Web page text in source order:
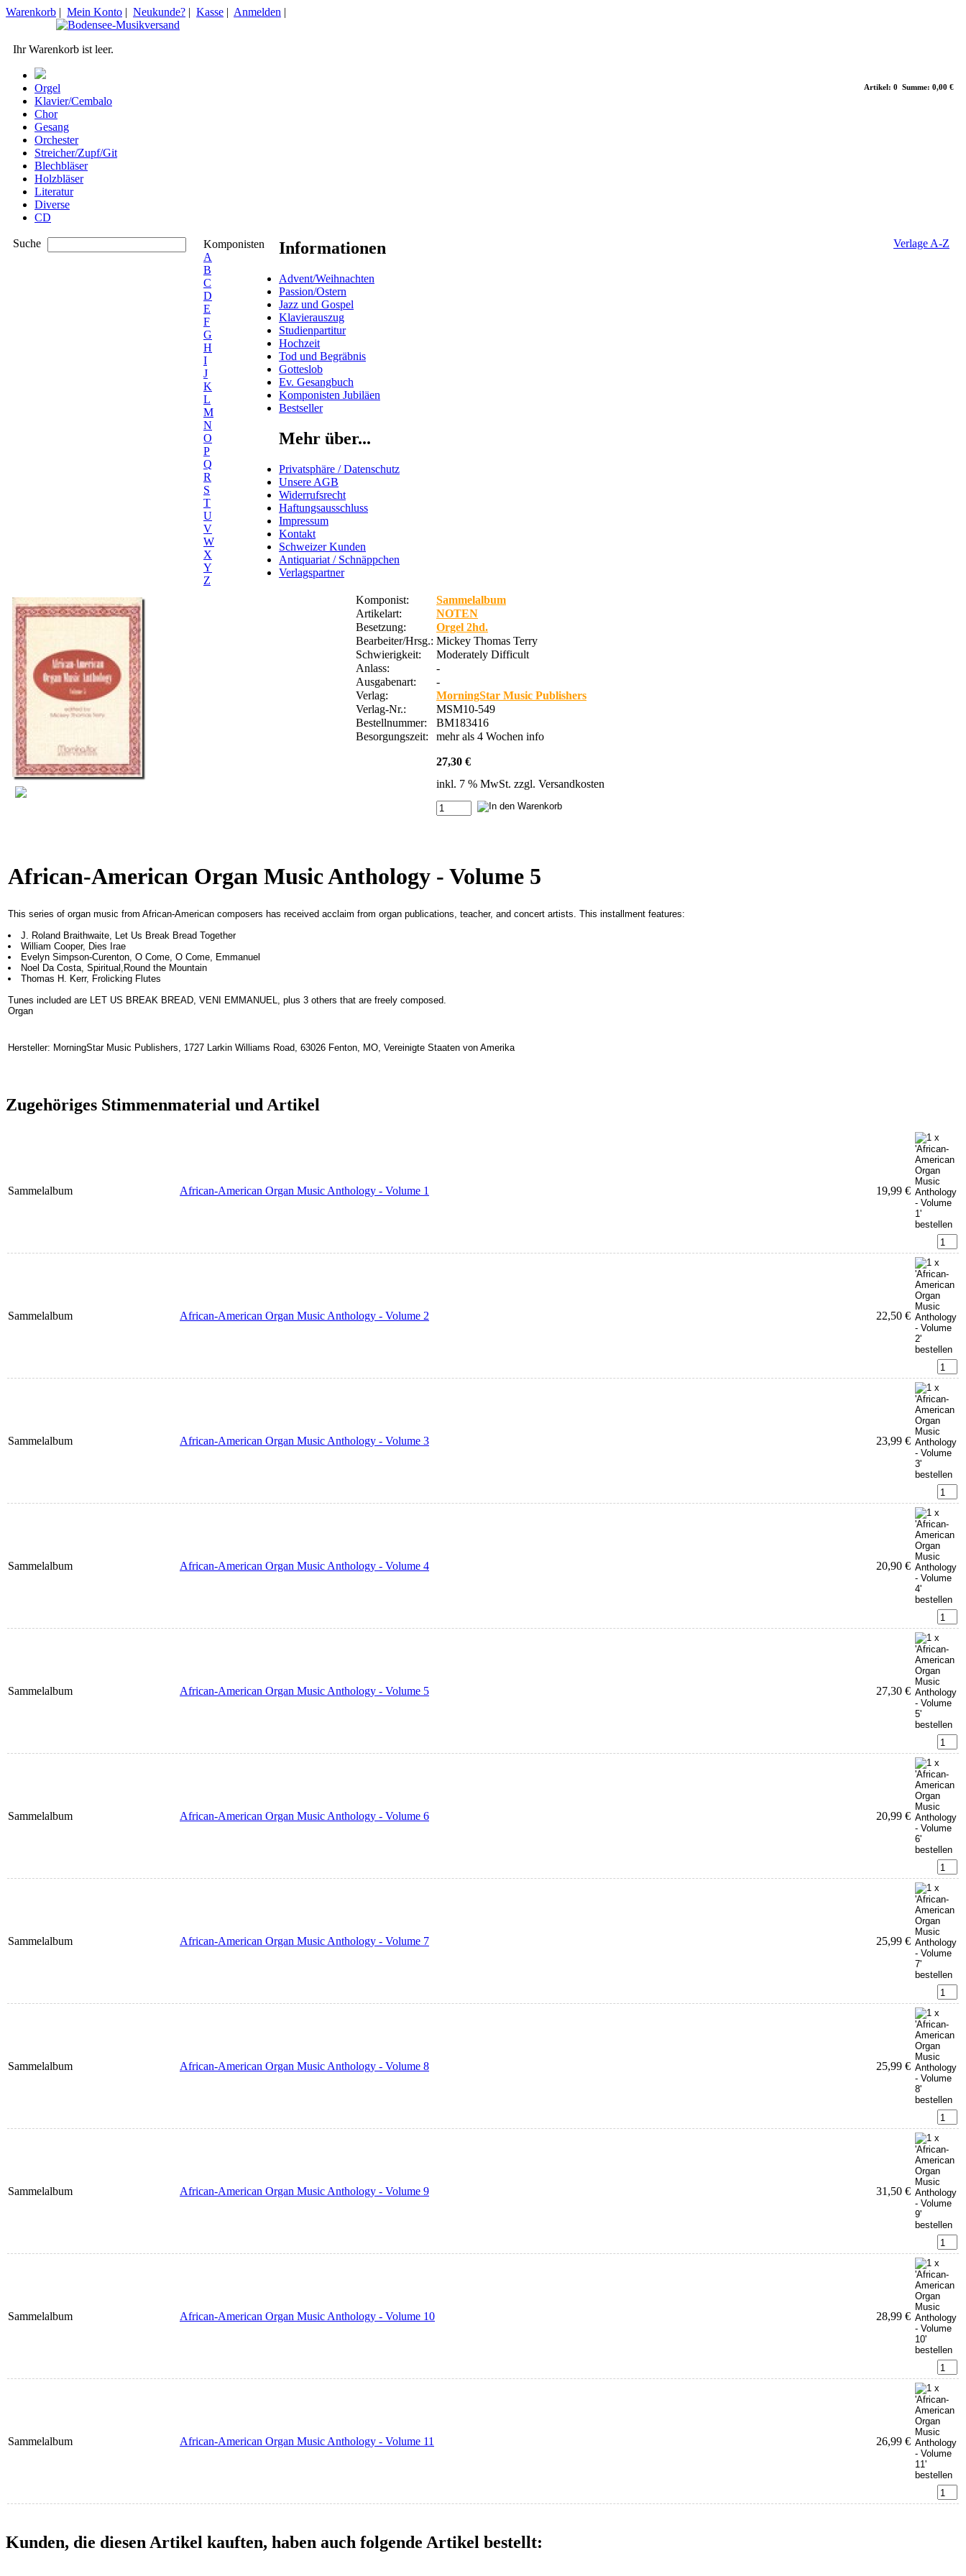
Artikel: 0 Summe: 0,00 €
Warenkorb | Mein Konto | Neukunde? | Kasse | Anmelden |
Ihr Warenkorb ist leer.
Orgel
Klavier/Cembalo
Chor
Gesang
Orchester
Streicher/Zupf/Git
Blechbläser
Holzbläser
Literatur
Diverse
CD
Suche
Komponisten
A
B
C
D
E
F
G
H
I
J
K
L
M
N
O
P
Q
R
S
T
U
V
W
X
Y
Z
Verlage A-Z
Informationen
Advent/Weihnachten
Passion/Ostern
Jazz und Gospel
Klavierauszug
Studienpartitur
Hochzeit
Tod und Begräbnis
Gotteslob
Ev. Gesangbuch
Komponisten Jubiläen
Bestseller
Mehr über...
Privatsphäre / Datenschutz
Unsere AGB
Widerrufsrecht
Haftungsausschluss
Impressum
Kontakt
Schweizer Kunden
Antiquariat / Schnäppchen
Verlagspartner
Komponist:
Sammelalbum
Artikelart:
NOTEN
Besetzung:
Orgel 2hd.
Bearbeiter/Hrsg.: Mickey Thomas Terry
Schwierigkeit:
Moderately Difficult
Anlass:
-
Ausgabenart:
-
Verlag:
MorningStar Music Publishers
Verlag-Nr.:
MSM10-549
Bestellnummer:
BM183416
Besorgungszeit:
mehr als 4 Wochen info
27,30 €
inkl. 7 % MwSt. zzgl. Versandkosten
African-American Organ Music Anthology - Volume 5
This series of organ music from African-American composers has received acclaim from organ publications, teacher, and concert artists. This installment features:
J. Roland Braithwaite, Let Us Break Bread Together
William Cooper, Dies Irae
Evelyn Simpson-Curenton, O Come, O Come, Emmanuel
Noel Da Costa, Spiritual,Round the Mountain
Thomas H. Kerr, Frolicking Flutes
Tunes included are LET US BREAK BREAD, VENI EMMANUEL, plus 3 others that are freely composed.
Organ
Hersteller: MorningStar Music Publishers, 1727 Larkin Williams Road, 63026 Fenton, MO, Vereinigte Staaten von Amerika
Zugehöriges Stimmenmaterial und Artikel
Sammelalbum African-American Organ Music Anthology - Volume 1 19,99 €
Sammelalbum African-American Organ Music Anthology - Volume 2 22,50 €
Sammelalbum African-American Organ Music Anthology - Volume 3 23,99 €
Sammelalbum African-American Organ Music Anthology - Volume 4 20,90 €
Sammelalbum African-American Organ Music Anthology - Volume 5 27,30 €
Sammelalbum African-American Organ Music Anthology - Volume 6 20,99 €
Sammelalbum African-American Organ Music Anthology - Volume 7 25,99 €
Sammelalbum African-American Organ Music Anthology - Volume 8 25,99 €
Sammelalbum African-American Organ Music Anthology - Volume 9 31,50 €
Sammelalbum African-American Organ Music Anthology - Volume 10 28,99 €
Sammelalbum African-American Organ Music Anthology - Volume 11 26,99 €
Kunden, die diesen Artikel kauften, haben auch folgende Artikel bestellt: